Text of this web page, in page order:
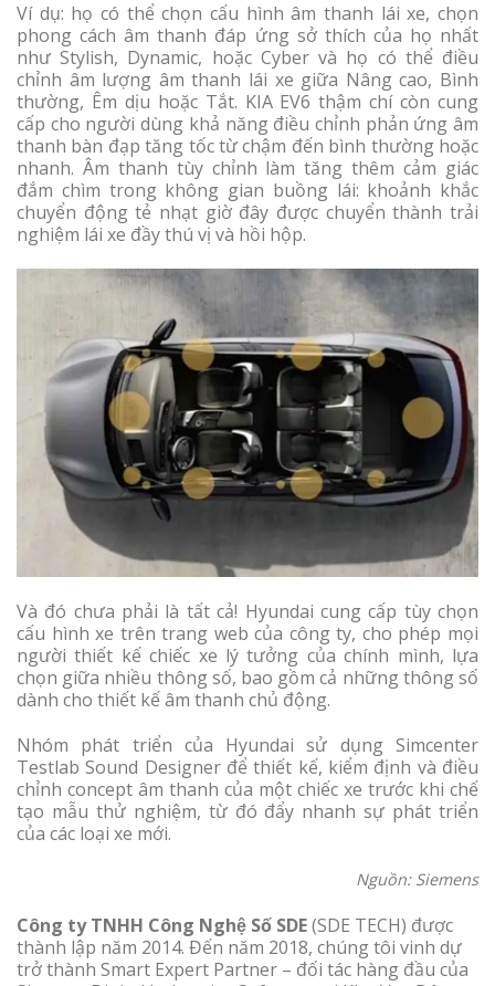
Ví dụ: họ có thể chọn cấu hình âm thanh lái xe, chọn
phong cách âm thanh đáp ứng sở thích của họ nhất
như Stylish, Dynamic, hoặc Cyber và họ có thể điều
chỉnh âm lượng âm thanh lái xe giữa Nâng cao, Bình
thường, Êm dịu hoặc Tắt. KIA EV6 thậm chí còn cung
cấp cho người dùng khả năng điều chỉnh phản ứng âm
thanh bàn đạp tăng tốc từ chậm đến bình thường hoặc
nhanh. Âm thanh tùy chỉnh làm tăng thêm cảm giác
đắm chìm trong không gian buồng lái: khoảnh khắc
chuyển động tẻ nhạt giờ đây được chuyển thành trải
nghiệm lái xe đầy thú vị và hồi hộp.
Và đó chưa phải là tất cả! Hyundai cung cấp tùy chọn
cấu hình xe trên trang web của công ty, cho phép mọi
người thiết kế chiếc xe lý tưởng của chính mình, lựa
chọn giữa nhiều thông số, bao gồm cả những thông số
dành cho thiết kế âm thanh chủ động.
Nhóm phát triển của Hyundai sử dụng Simcenter
Testlab Sound Designer để thiết kế, kiểm định và điều
chỉnh concept âm thanh của một chiếc xe trước khi chế
tạo mẫu thử nghiệm, từ đó đẩy nhanh sự phát triển
của các loại xe mới.
Nguồn: Siemens
Công ty TNHH Công Nghệ Số SDE(SDE TECH) được
thành lập năm 2014. Đến năm 2018, chúng tôi vinh dự
trở thành Smart Expert Partner – đối tác hàng đầu của